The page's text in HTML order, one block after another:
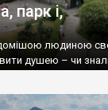
парк і,
людиною
душею – чи